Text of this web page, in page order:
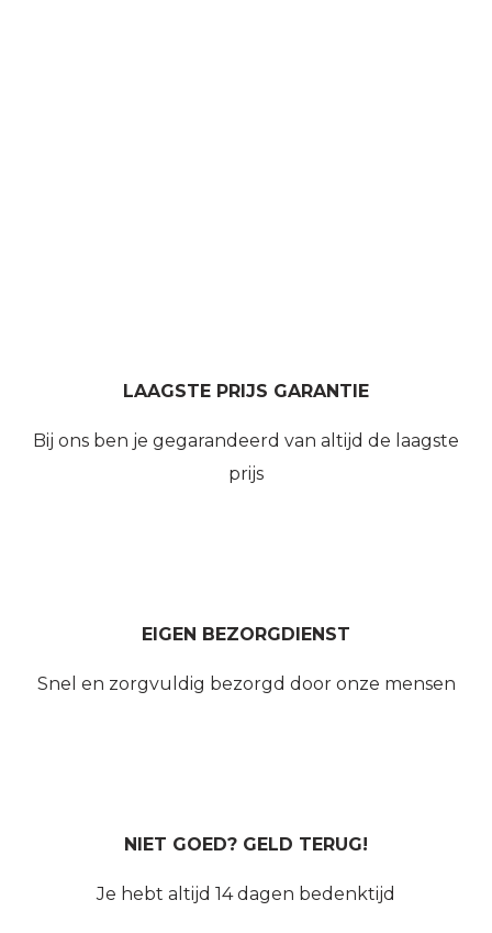
LAAGSTE PRIJS GARANTIE
Bij ons ben je gegarandeerd van altijd de laagste
prijs
EIGEN BEZORGDIENST
Snel en zorgvuldig bezorgd door onze mensen
NIET GOED? GELD TERUG!
Je hebt altijd 14 dagen bedenktijd